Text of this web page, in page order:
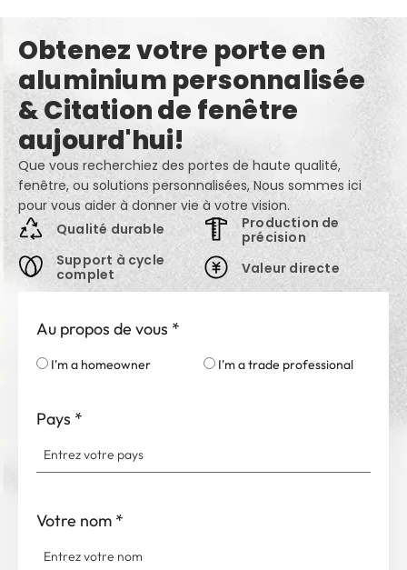
Obtenez votre porte en
aluminium personnalisée
& Citation de fenêtre
aujourd'hui!
Que vous recherchiez des portes de haute qualité,
fenêtre, ou solutions personnalisées, Nous sommes ici
pour vous aider à donner vie à votre vision.
Qualité durable
Support à cycle
complet
Production de
précision
Valeur directe
Au propos de vous *
I'm a homeowner I'm a trade professional
Pays *
Votre nom *